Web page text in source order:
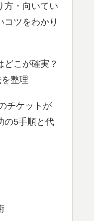
方・向いてい
コツをわかり
どこが確実？
整理
チケットが
の5手順と代